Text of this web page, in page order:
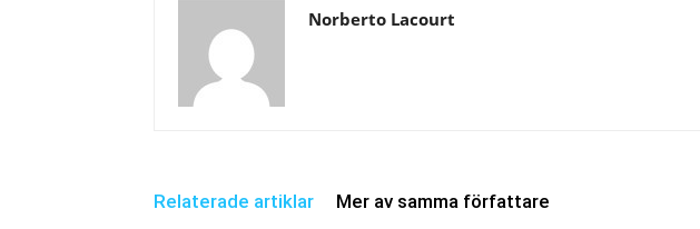
Norberto Lacourt
Relaterade artiklar Mer av samma författare